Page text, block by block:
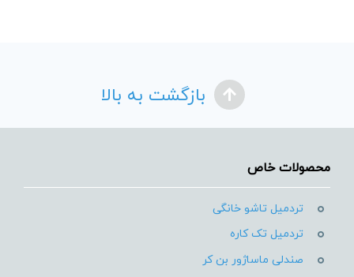
بازگشت به بالا
محصولات خاص
تردمیل تاشو خانگی
تردمیل تک کاره
صندلی ماساژور بن کر